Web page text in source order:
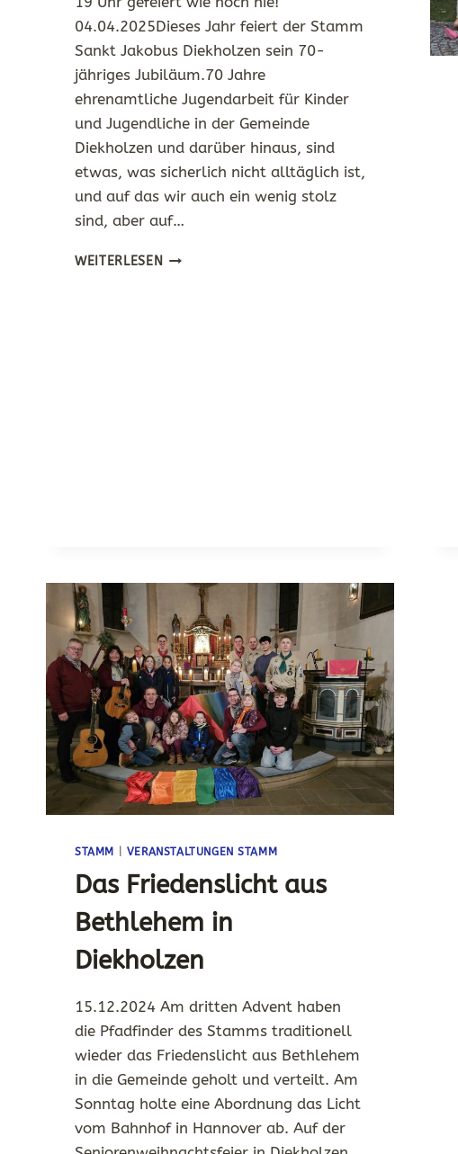
04.04.2025Dieses Jahr feiert der Stamm
Sankt Jakobus Diekholzen sein 70-
jähriges Jubiläum.70 Jahre
ehrenamtliche Jugendarbeit für Kinder
und Jugendliche in der Gemeinde
Diekholzen und darüber hinaus, sind
etwas, was sicherlich nicht alltäglich ist,
und auf das wir auch ein wenig stolz
sind, aber auf…
WEITERLESEN1955
STAMM VERANSTALTUNGEN STAMM
Das Friedenslicht aus
Bethlehem in
Diekholzen
15.12.2024 Am dritten Advent haben
die Pfadfinder des Stamms traditionell
wieder das Friedenslicht aus Bethlehem
in die Gemeinde geholt und verteilt. Am
Sonntag holte eine Abordnung das Licht
vom Bahnhof in Hannover ab. Auf der